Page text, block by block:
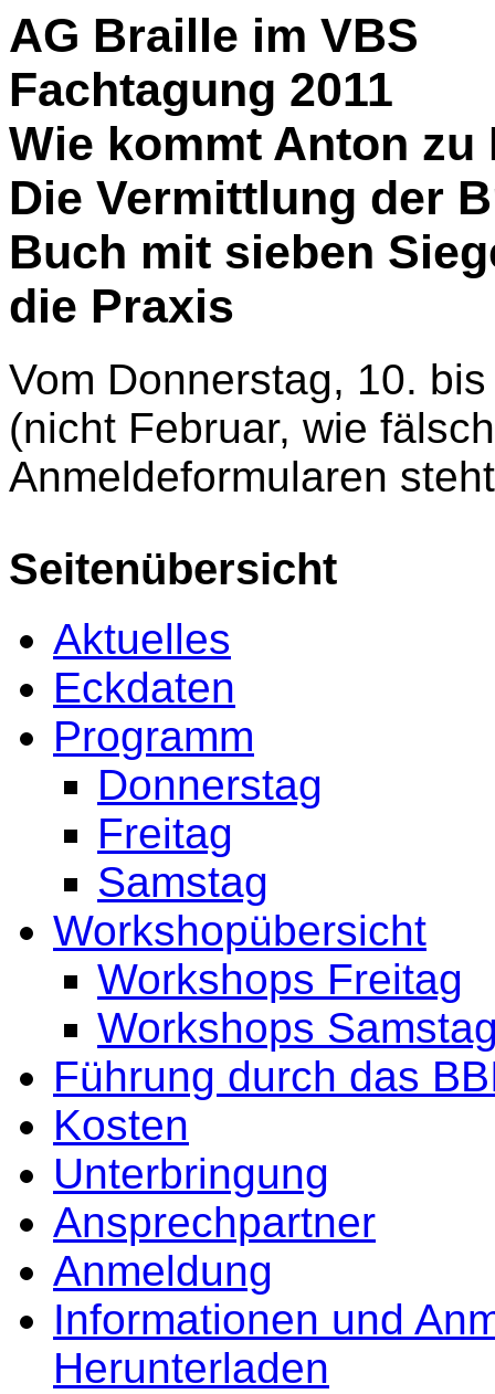
AG Braille im VBS
Fachtagung 2011
Wie kommt Anton zu
Die Vermittlung der
Buch mit sieben
die Praxis
Vom Donnerstag, 10.
(nicht Februar, wie
Anmeldeformularen
Seitenübersicht
Aktuelles
Eckdaten
Programm
Donnerstag
Freitag
Samstag
Workshopübersicht
Workshops Freitag
Workshops
Führung durch das
Kosten
Unterbringung
Ansprechpartner
Anmeldung
Informationen und
Herunterladen